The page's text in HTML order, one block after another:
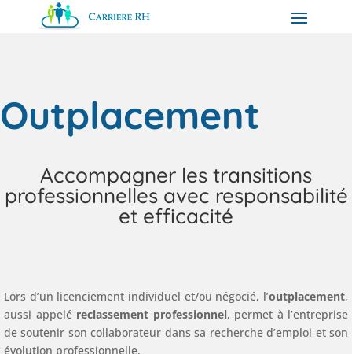
Outplacement
Accompagner les transitions
professionnelles avec responsabilité
et efficacité
Lors d’un licenciement individuel et/ou négocié, l’outplacement,
aussi appelé reclassement professionnel, permet à l’entreprise
de soutenir son collaborateur dans sa recherche d’emploi et son
évolution professionnelle.